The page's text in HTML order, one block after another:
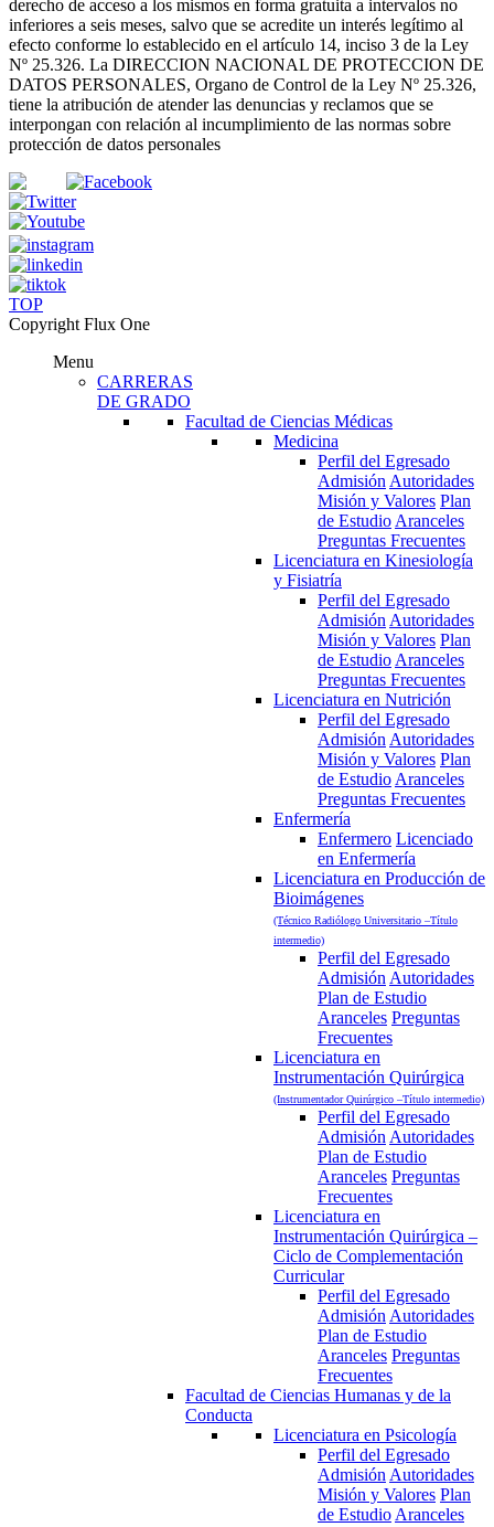
derecho de acceso a los mismos en forma gratuita a intervalos no
inferiores a seis meses, salvo que se acredite un interés legítimo al
efecto conforme lo establecido en el artículo 14, inciso 3 de la Ley
Nº 25.326. La DIRECCION NACIONAL DE PROTECCION DE
DATOS PERSONALES, Organo de Control de la Ley Nº 25.326,
tiene la atribución de atender las denuncias y reclamos que se
interpongan con relación al incumplimiento de las normas sobre
protección de datos personales
TOP
Copyright Flux One
Menu
CARRERAS
DE GRADO
Facultad de Ciencias Médicas
Medicina
Perfil del Egresado
Admisión Autoridades
Misión y Valores Plan
de Estudio Aranceles
Preguntas Frecuentes
Licenciatura en Kinesiología
y Fisiatría
Perfil del Egresado
Admisión Autoridades
Misión y Valores Plan
de Estudio Aranceles
Preguntas Frecuentes
Licenciatura en Nutrición
Perfil del Egresado
Admisión Autoridades
Misión y Valores Plan
de Estudio Aranceles
Preguntas Frecuentes
Enfermería
Enfermero Licenciado
en Enfermería
Licenciatura en Producción de
Bioimágenes
(Técnico Radiólogo Universitario –Título
intermedio)
Perfil del Egresado
Admisión Autoridades
Plan de Estudio
Aranceles Preguntas
Frecuentes
Licenciatura en
Instrumentación Quirúrgica
(Instrumentador Quirúrgico –Título intermedio)
Perfil del Egresado
Admisión Autoridades
Plan de Estudio
Aranceles Preguntas
Frecuentes
Licenciatura en
Instrumentación Quirúrgica –
Ciclo de Complementación
Curricular
Perfil del Egresado
Admisión Autoridades
Plan de Estudio
Aranceles Preguntas
Frecuentes
Facultad de Ciencias Humanas y de la
Conducta
Licenciatura en Psicología
Perfil del Egresado
Admisión Autoridades
Misión y Valores Plan
de Estudio Aranceles